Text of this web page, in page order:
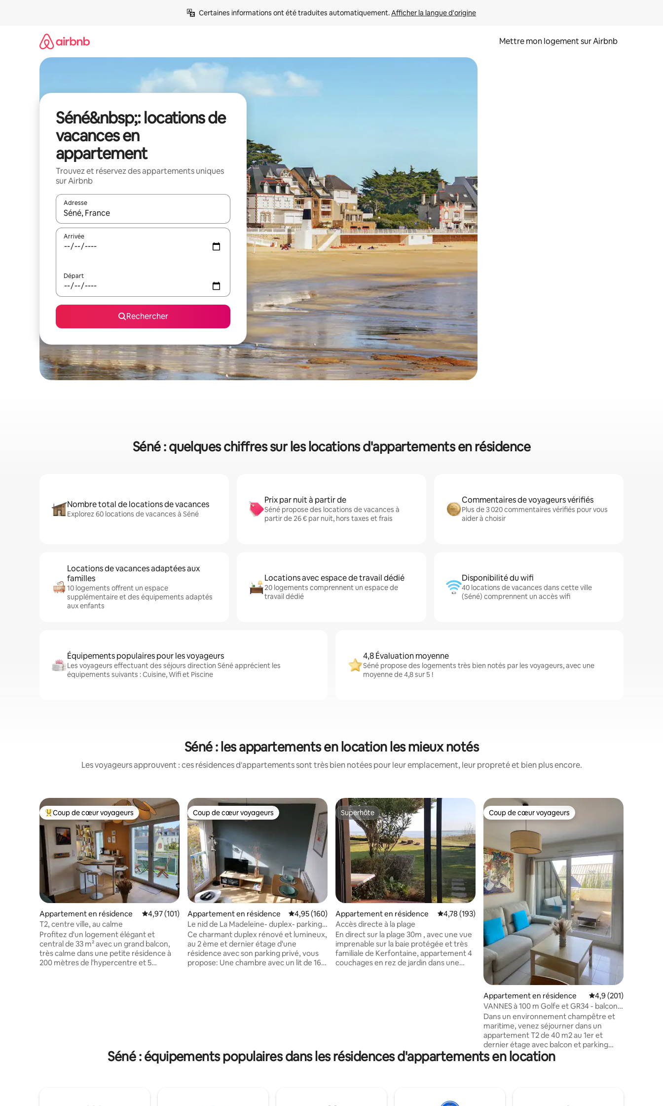
Certaines informations ont été traduites automatiquement. Afficher la langue d'origine
Mettre mon logement sur Airbnb
Séné&nbsp;: locations de
vacances en
appartement
Trouvez et réservez des appartements uniques
sur Airbnb
Adresse
Lorsque les résultats s'affichent, utilisez les flèches vers le haut et vers le bas pour les parcourir ou en appuyant et en faisant glisser.
Arrivée
Départ
Rechercher
Séné : quelques chiffres sur les locations d'appartements en résidence
Nombre total de locations de vacances
Explorez 60 locations de vacances à Séné
Prix par nuit à partir de
Séné propose des locations de vacances à
partir de 26 € par nuit, hors taxes et frais
Commentaires de voyageurs vérifiés
Plus de 3 020 commentaires vérifiés pour vous
aider à choisir
Locations de vacances adaptées aux
familles
10 logements offrent un espace
supplémentaire et des équipements adaptés
aux enfants
Locations avec espace de travail dédié
20 logements comprennent un espace de
travail dédié
Disponibilité du wifi
40 locations de vacances dans cette ville
(Séné) comprennent un accès wifi
Équipements populaires pour les voyageurs
Les voyageurs effectuant des séjours direction Séné apprécient les
équipements suivants : Cuisine, Wifi et Piscine
4,8 Évaluation moyenne
Séné propose des logements très bien notés par les voyageurs, avec une
moyenne de 4,8 sur 5 !
Séné : les appartements en location les mieux notés
Les voyageurs approuvent : ces résidences d'appartements sont très bien notées pour leur emplacement, leur propreté et bien plus encore.
Coups de cœur voyageurs les plus appréciés
Coup de cœur voyageurs
Appartement en résidence Évaluation moyenne sur la base de 101 commentaires : 4,97 sur 5
4,97 (101)
T2, centre ville, au calme
Profitez d'un logement élégant et
central de 33 m² avec un grand balcon,
très calme dans une petite résidence à
200 mètres de l'hypercentre et 5
Coup de cœur voyageurs
Coup de cœur voyageurs
Appartement en résidence Évaluation moyenne sur la base de 160 commentaires : 4,95 sur 5
4,95 (160)
Le nid de La Madeleine- duplex- parking
privé
Ce charmant duplex rénové et lumineux,
au 2 ème et dernier étage d'une
résidence avec son parking privé, vous
propose: Une chambre avec un lit de 160
Superhôte
Superhôte
Appartement en résidence Évaluation moyenne sur la base de 193 commentaires : 4,78 sur 5
4,78 (193)
Accès directe à la plage
En direct sur la plage 30m , avec une vue
imprenable sur la baie protégée et très
familiale de Kerfontaine, appartement 4
couchages en rez de jardin dans une
Coup de cœur voyageurs
Coup de cœur voyageurs
Appartement en résidence Évaluation moyenne
4,9 (201)
VANNES à 100 m Golfe et GR34 - balcon -
parking
Dans un environnement champêtre et
maritime, venez séjourner dans un
appartement T2 de 40 m2 au 1er et
dernier étage avec balcon et parking
privatif, exposé plein sud au calme et à
100 m du Golfe du Morbihan. Vous serez
Séné : équipements populaires dans les résidences d'appartements en location